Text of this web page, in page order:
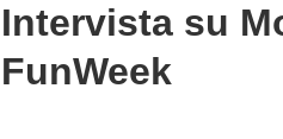
Intervista su
FunWeek